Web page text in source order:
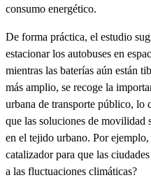
consumo energético.
De forma práctica, el estudio
estacionar los autobuses en
mientras las baterías aún están
más amplio, se recoge la
urbana de transporte público, lo
que las soluciones de movilidad
en el tejido urbano. Por
catalizador para que las
a las fluctuaciones climáticas?